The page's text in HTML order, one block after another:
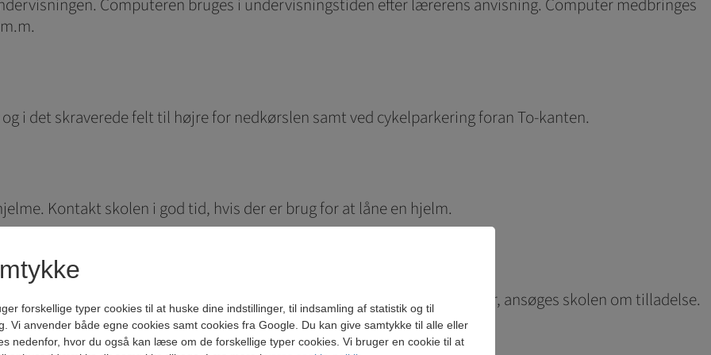
Computeren bruges i undervisningstiden efter lærerens anvisning. Computer medbringes
i det skraverede felt til højre for nedkørslen samt ved cykelparkering foran To-kanten.
Kontakt skolen i god tid, hvis der er brug for at låne en hjelm.
Ønsker forældre og elever undtagelsesvis at holde fri på andre tider, ansøges skolen om tilladelse.
det forsømte, så der ikke opstår faglige huller.
forskellige typer cookies til at huske dine indstillinger, til indsamling af statistik og til
Vi anvender både egne cookies samt cookies fra Google. Du kan give samtykke til alle eller
nedenfor, hvor du også kan læse om de forskellige typer cookies. Vi bruger en cookie til at